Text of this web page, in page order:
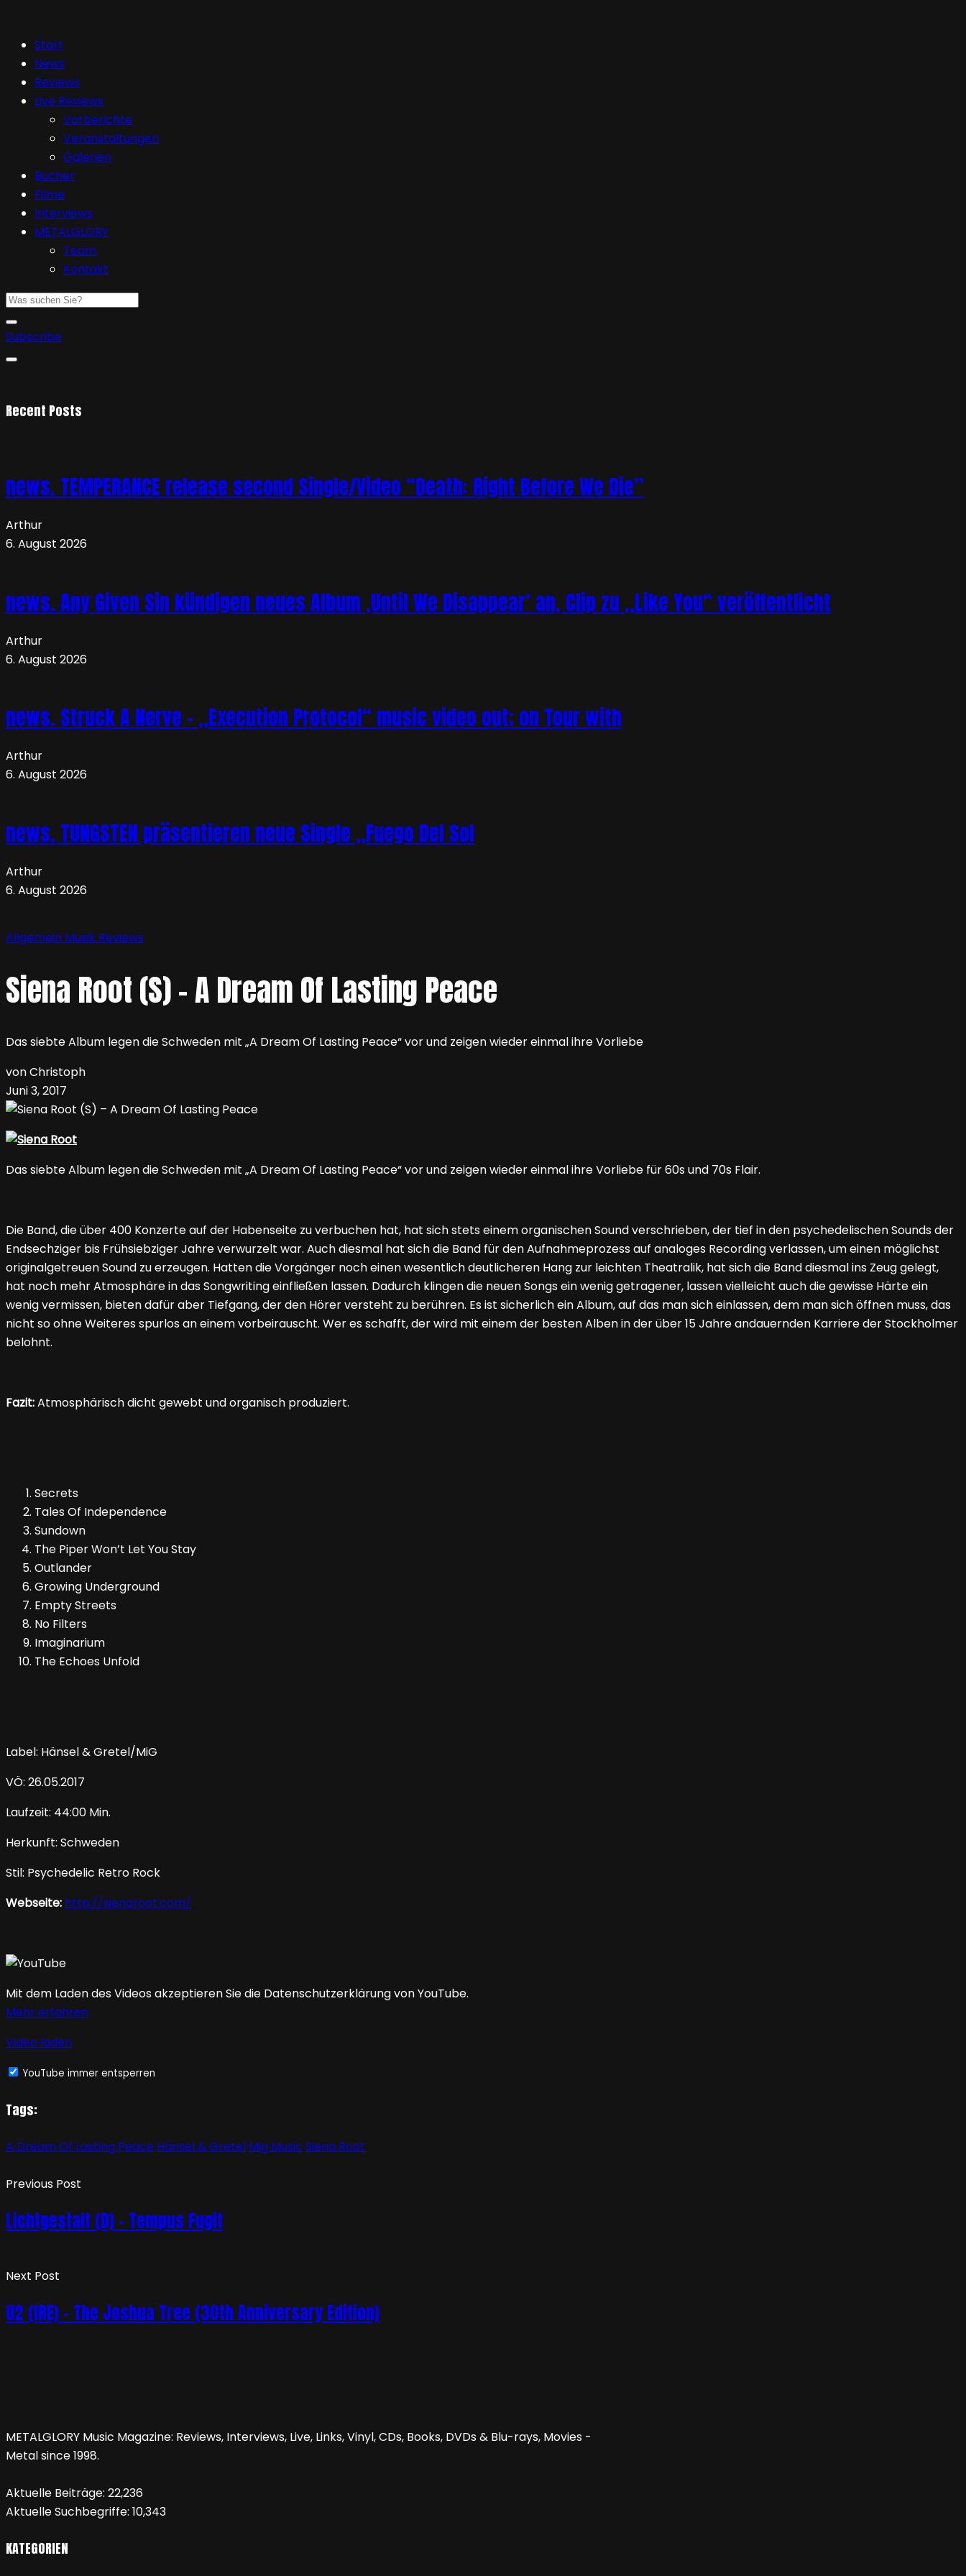
Start
News
Reviews
Live Reviews
Vorberichte
Veranstaltungen
Galerien
Bücher
Filme
Interviews
METALGLORY
Team
Kontakt
Subscribe
Recent Posts
news. TEMPERANCE release second Single/Video “Death: Right Before We Die”
Arthur
6. August 2026
news. Any Given Sin kündigen neues Album ‚Until We Disappear‘ an, Clip zu „Like You“ veröffentlicht
Arthur
6. August 2026
news. Struck A Nerve – „Execution Protocol“ music video out; on Tour with
Arthur
6. August 2026
news. TUNGSTEN präsentieren neue Single „Fuego Del Sol
Arthur
6. August 2026
Allgemein Musik Reviews
Siena Root (S) – A Dream Of Lasting Peace
Das siebte Album legen die Schweden mit „A Dream Of Lasting Peace“ vor und zeigen wieder einmal ihre Vorliebe
von Christoph
Juni 3, 2017
Das siebte Album legen die Schweden mit „A Dream Of Lasting Peace“ vor und zeigen wieder einmal ihre Vorliebe für 60s und 70s Flair.
Die Band, die über 400 Konzerte auf der Habenseite zu verbuchen hat, hat sich stets einem organischen Sound verschrieben, der tief in den psychedelischen Sounds der
Endsechziger bis Frühsiebziger Jahre verwurzelt war. Auch diesmal hat sich die Band für den Aufnahmeprozess auf analoges Recording verlassen, um einen möglichst
originalgetreuen Sound zu erzeugen. Hatten die Vorgänger noch einen wesentlich deutlicheren Hang zur leichten Theatralik, hat sich die Band diesmal ins Zeug gelegt,
hat noch mehr Atmosphäre in das Songwriting einfließen lassen. Dadurch klingen die neuen Songs ein wenig getragener, lassen vielleicht auch die gewisse Härte ein
wenig vermissen, bieten dafür aber Tiefgang, der den Hörer versteht zu berühren. Es ist sicherlich ein Album, auf das man sich einlassen, dem man sich öffnen muss, das
nicht so ohne Weiteres spurlos an einem vorbeirauscht. Wer es schafft, der wird mit einem der besten Alben in der über 15 Jahre andauernden Karriere der Stockholmer
belohnt.
Fazit:Atmosphärisch dicht gewebt und organisch produziert.
Secrets
Tales Of Independence
Sundown
The Piper Won’t Let You Stay
Outlander
Growing Underground
Empty Streets
No Filters
Imaginarium
The Echoes Unfold
Label: Hänsel & Gretel/MiG
VÖ: 26.05.2017
Laufzeit: 44:00 Min.
Herkunft: Schweden
Stil: Psychedelic Retro Rock
Webseite: http://sienaroot.com/
Mit dem Laden des Videos akzeptieren Sie die Datenschutzerklärung von YouTube.
Mehr erfahren
Video laden
YouTube immer entsperren
Tags:
A Dream Of Lasting Peace Hänsel & Gretel Mig Music Siena Root
Previous Post
Lichtgestalt (D) – Tempus Fugit
Next Post
U2 (IRE) – The Joshua Tree (30th Anniversary Edition)
METALGLORY Music Magazine: Reviews, Interviews, Live, Links, Vinyl, CDs, Books, DVDs & Blu-rays, Movies -
Metal since 1998.
Aktuelle Beiträge: 22,236
Aktuelle Suchbegriffe: 10,343
KATEGORIEN